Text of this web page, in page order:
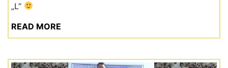
„L“
READ MORE